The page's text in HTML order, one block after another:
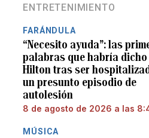
ENTRETENIMIENTO
FARÁNDULA
“Necesito ayuda”: las
palabras que habría dicho
Hilton tras ser
un presunto episodio de
autolesión
8 de agosto de 2026 a las
MÚSICA